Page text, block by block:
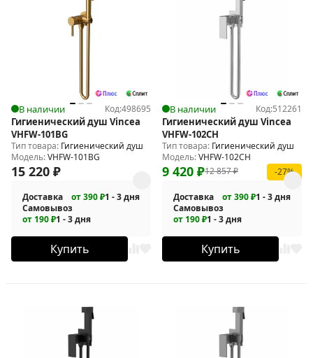
В наличии Код:498695
Гигиенический душ Vincea
VHFW-101BG
Тип товара: Гигиенический душ
Модель:VHFW-101BG
15 220 ₽
Доставка от 390 ₽1 - 3 дня
Самовывоз
от 190 ₽1 - 3 дня
Купить
В наличии Код:512261
Гигиенический душ Vincea
VHFW-102CH
Тип товара: Гигиенический душ
Модель:VHFW-102CH
12 857₽
9 420 ₽ -27%
Доставка от 390 ₽1 - 3 дня
Самовывоз
от 190 ₽1 - 3 дня
Купить